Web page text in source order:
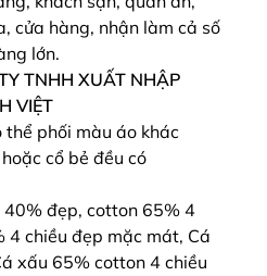
cửa hàng, nhận làm cả số
lớn.
TNHH XUẤT NHẬP
VIỆT
thể phối màu áo khác
cổ bẻ đều có
40% đẹp, cotton 65% 4
4 chiều đẹp mặc mát, Cá
xấu 65% cotton 4 chiều